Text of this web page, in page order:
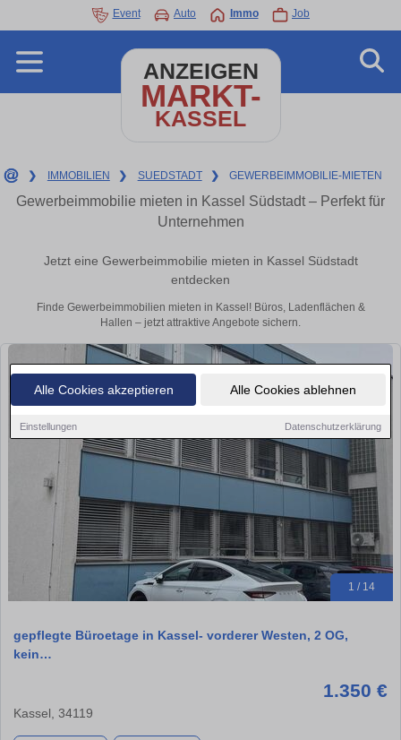
Alle Cookies akzeptieren Alle Cookies ablehnen
Einstellungen Datenschutzerklärung
Event Auto Immo Job
ANZEIGEN
MARKT-
KASSEL
❯ IMMOBILIEN ❯ SUEDSTADT ❯ GEWERBEIMMOBILIE-MIETEN
Gewerbeimmobilie mieten in Kassel Südstadt – Perfekt für
Unternehmen
Jetzt eine Gewerbeimmobilie mieten in Kassel Südstadt
entdecken
Finde Gewerbeimmobilien mieten in Kassel! Büros, Ladenflächen &
Hallen – jetzt attraktive Angebote sichern.
1 / 14
gepflegte Büroetage in Kassel- vorderer Westen, 2 OG,
kein…
1.350 €
Kassel, 34119